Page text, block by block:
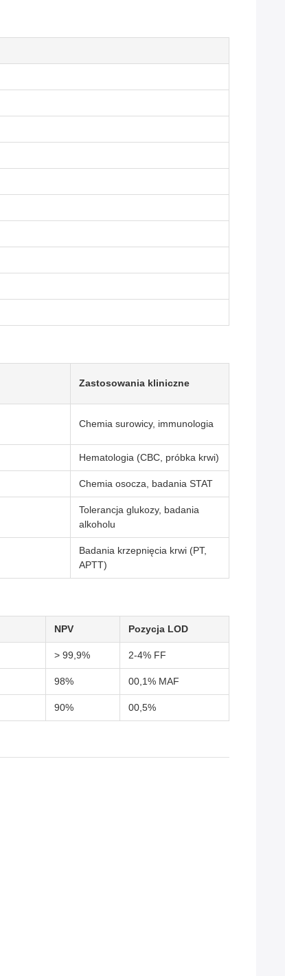
Zastosowania kliniczne
Chemia surowicy, immunologia
Hematologia (CBC, próbka krwi)
Chemia osocza, badania STAT
Tolerancja glukozy, badania
alkoholu
Badania krzepnięcia krwi (PT,
APTT)
NPV Pozycja LOD
> 99,9% 2-4% FF
98% 00,1% MAF
90% 00,5%